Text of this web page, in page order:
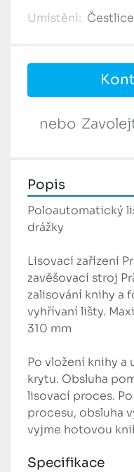
Umístění:
nebo
Popis
Poloautomatický
drážky
Lisovací zařízení
zavěšovací stroj
zalisování knihy a
vyhřívaní lišty.
310 mm
Po vložení knihy a
krytu. Obsluha
lisovací proces.
procesu, obsluha
vyjme hotovou
Specifikace